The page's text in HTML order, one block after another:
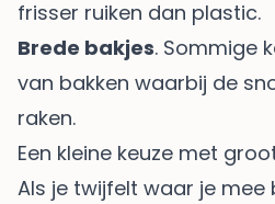
frisser ruiken dan plastic.
Brede bakjes. Sommige
van bakken waarbij de
raken.
Een kleine keuze met
Als je twijfelt waar je mee